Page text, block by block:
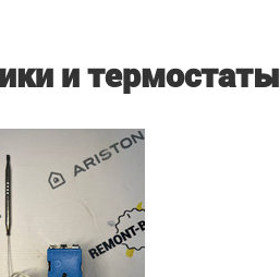
и термостаты